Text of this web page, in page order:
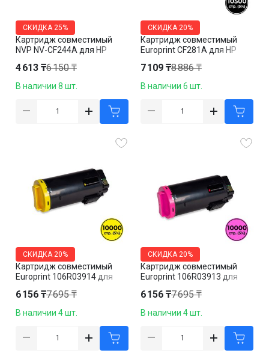
Картридж совместимый
NVP NV-CF244A для HP
M15a/ M15w, черный
СКИДКА 25%
4 613 ₸6 150 ₸
В наличии 8 шт.
Картридж совместимый
Europrint CF281A для HP
M604/M605/M606/M630,
черный
СКИДКА 20%
7 109 ₸8 886 ₸
В наличии 6 шт.
Картридж совместимый
Europrint 106R03914 для
желтый
СКИДКА 20%
6 156 ₸7 695 ₸
В наличии 4 шт.
Картридж совместимый
Europrint 106R03913 для
пурпурный
СКИДКА 20%
6 156 ₸7 695 ₸
В наличии 4 шт.